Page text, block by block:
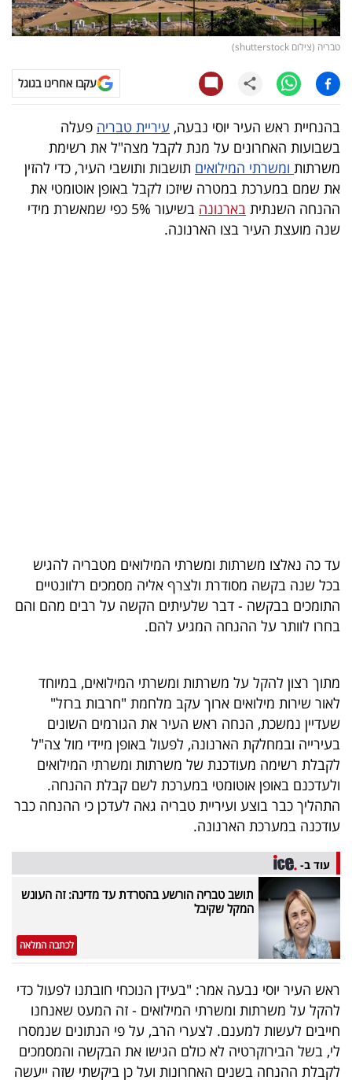
עסקית
קריפטו
ויראלי
טלוויזיה
עסקי
ספורט
קריירה
5
המילון
הכלכלי
40
UNDER
40
שיתופי
פעולה
דרושים
ניוזלטרים
מייל
אדום
טבריה (צילום shutterstock)
עקבו אחרינו בגוגל
בהנחיית ראש העיר יוסי נבעה, עיריית טבריה פעלה
בשבועות האחרונים על מנת לקבל מצה"ל את רשימת
משרתות ומשרתי המילואים תושבות ותושבי העיר, כדי להזין
את שמם במערכת במטרה שיזכו לקבל באופן אוטומטי את
ההנחה השנתית בארנונה
בשיעור 5% כפי שמאשרת מידי
שנה מועצת העיר בצו הארנונה.
עד כה נאלצו משרתות ומשרתי המילואים מטבריה להגיש
בכל שנה בקשה מסודרת ולצרף אליה מסמכים רלוונטיים
התומכים בבקשה - דבר שלעיתים הקשה על רבים מהם והם
בחרו לוותר על ההנחה המגיע להם.
מתוך רצון להקל על משרתות ומשרתי המילואים, במיוחד
לאור שירות מילואים ארוך עקב מלחמת "חרבות ברזל"
שעדיין נמשכת, הנחה ראש העיר את הגורמים השונים
בעירייה ובמחלקת הארנונה, לפעול באופן מיידי מול צה"ל
לקבלת רשימה מעודכנת של משרתות ומשרתי המילואים
ולעדכנם באופן אוטומטי במערכת לשם קבלת ההנחה.
התהליך כבר בוצע ועיריית טבריה גאה לעדכן כי ההנחה כבר
עודכנה במערכת הארנונה.
עוד ב-
תושב טבריה הורשע בהטרדת עד מדינה: זה העונש
המקל שקיבל
לכתבה המלאה
ראש העיר יוסי נבעה אמר: "בעידן הנוכחי חובתנו לפעול כדי
להקל על משרתות ומשרתי המילואים - זה המעט שאנחנו
חייבים לעשות למענם. לצערי הרב, על פי הנתונים שנמסרו
לי, בשל הבירוקרטיה לא כולם הגישו את הבקשה והמסמכים
לקבלת ההנחה בשנים האחרונות ועל כן ביקשתי שזה ייעשה